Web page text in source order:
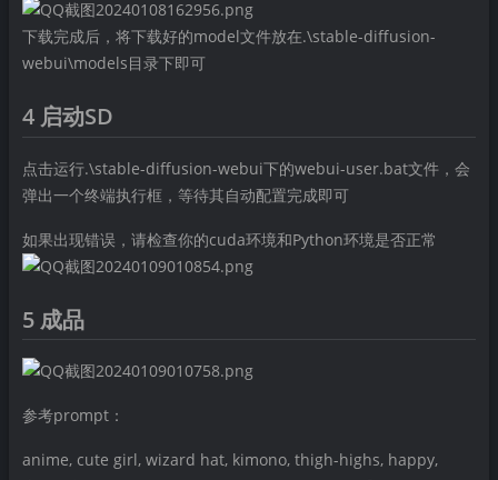
下载完成后，将下载好的model文件放在.\stable-diffusion-
webui\models目录下即可
4 启动SD
点击运行.\stable-diffusion-webui下的webui-user.bat文件，会
弹出一个终端执行框，等待其自动配置完成即可
如果出现错误，请检查你的cuda环境和Python环境是否正常
5 成品
参考prompt：
anime, cute girl, wizard hat, kimono, thigh-highs, happy,